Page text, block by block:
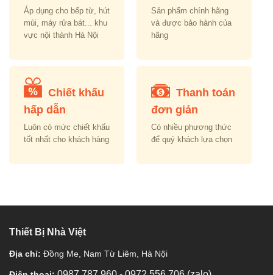
Áp dụng cho bếp từ, hút
mùi, máy rửa bát... khu
vực nội thành Hà Nội
Sản phẩm chính hãng
và được bảo hành của
hãng
Chiết khấu
hấp dẫn
Luôn có mức chiết khấu
tốt nhất cho khách hàng
Thanh toán
đơn giản
Có nhiều phương thức
để quý khách lựa chọn
Thiết Bị Nhà Việt
Địa chỉ: Đồng Me, Nam Từ Liêm, Hà Nội